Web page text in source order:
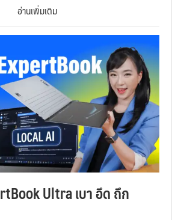
อ่านเพิ่มเติม
Ultra เบา อึด ถึก